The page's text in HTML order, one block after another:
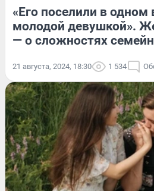
«Его поселили в одном
молодой девушкой».
— о сложностях
21 августа, 2024, 18:30 1 534